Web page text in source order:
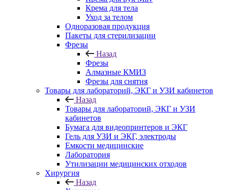
Крема для тела
Уход за телом
Одноразовая продукция
Пакеты для стерилизации
Фрезы
Назад
Фрезы
Алмазные КМИЗ
Фрезы для снятия
Товары для лабораторий, ЭКГ и УЗИ кабинетов
Назад
Товары для лабораторий, ЭКГ и УЗИ
кабинетов
Бумага для видеопринтеров и ЭКГ
Гель для УЗИ и ЭКГ, электроды
Емкости медицинские
Лаборатория
Утилизации медицинских отходов
Хирургия
Назад